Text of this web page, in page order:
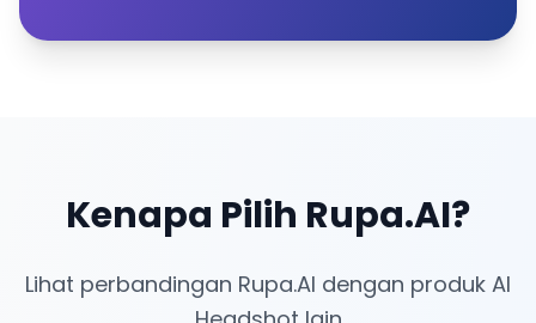
Kenapa Pilih Rupa.AI?
Lihat perbandingan Rupa.AI dengan produk AI